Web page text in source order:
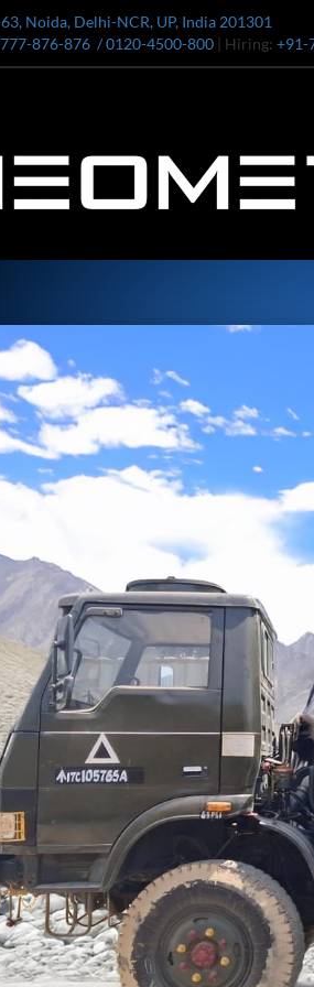
Noida, Delhi-NCR, UP, India 201301
876-876 / 0120-4500-800 | Hiring: +91-
Pressure Testing Machine Upto 1800 Bar
Pressure Testing Machine Upto 1800
Pressure Testing Machine Upto 1800
Test Rig
Valve Test Bench
And Distribution Vehicle IAF-UGSSO2
Storage and Distribution System-UGSSN2
Test Facility
Test Rig
Universal Brake Test Bench
Bearing Test Rig
Station
Flow Test Bench
Unit Test Bench Manufacturer
Unit Test Bench Manufacturer
and Leak Test Rig
Controlled Dv Test Bench
Test Bench For Panel Mounted Brake
System
Plant-500 LPM
Plant-200 LPM
Test Bench
Plant
System
Test Bench Manufacturer
Proof Pressure Test Bench